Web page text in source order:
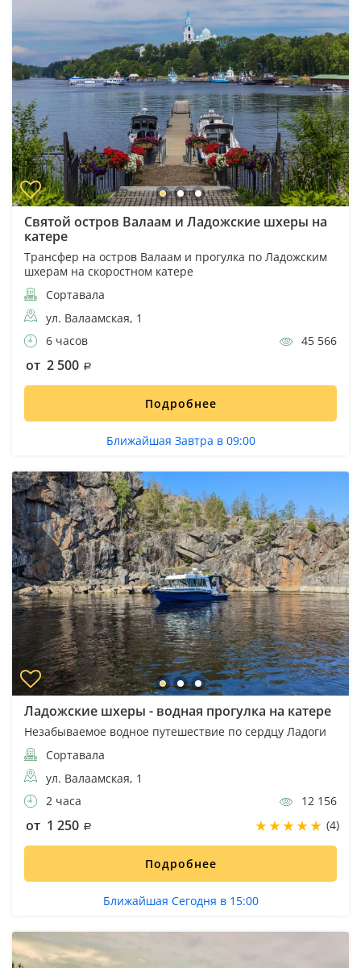
Святой остров Валаам и Ладожские шхеры на
катере
Трансфер на остров Валаам и прогулка по Ладожским
шхерам на скоростном катере
Сортавала
ул. Валаамская, 1
6 часов
45 566
от 2 500
Подробнее
Ближайшая Завтра в 09:00
Ладожские шхеры - водная прогулка на катере
Незабываемое водное путешествие по сердцу Ладоги
Сортавала
ул. Валаамская, 1
2 часа
12 156
от 1 250 (4)
Подробнее
Ближайшая Сегодня в 15:00